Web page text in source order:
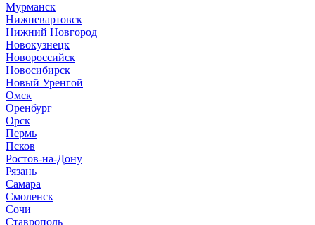
Мурманск
Нижневартовск
Нижний Новгород
Новокузнецк
Новороссийск
Новосибирск
Новый Уренгой
Омск
Оренбург
Орск
Пермь
Псков
Ростов-на-Дону
Рязань
Самара
Смоленск
Сочи
Ставрополь